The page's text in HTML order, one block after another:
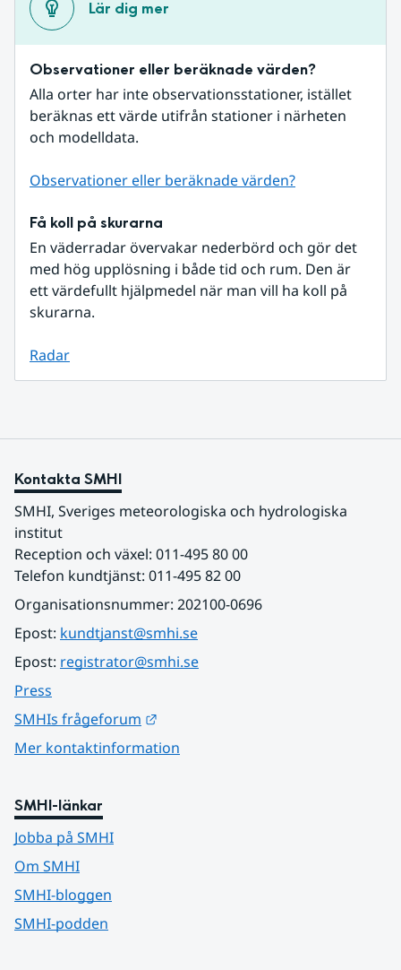
Lär dig mer
Observationer eller beräknade värden?
Alla orter har inte observationsstationer, istället
beräknas ett värde utifrån stationer i närheten
och modelldata.
Observationer eller beräknade värden?
Få koll på skurarna
En väderradar övervakar nederbörd och gör det
med hög upplösning i både tid och rum. Den är
ett värdefullt hjälpmedel när man vill ha koll på
skurarna.
Radar
Kontakta SMHI
SMHI, Sveriges meteorologiska och hydrologiska
institut
Reception och växel: 011-495 80 00
Telefon kundtjänst: 011-495 82 00
Organisationsnummer: 202100-0696
Epost: kundtjanst@smhi.se
Epost: registrator@smhi.se
Press
SMHIs frågeforum
Mer kontaktinformation
SMHI-länkar
Jobba på SMHI
Om SMHI
SMHI-bloggen
SMHI-podden